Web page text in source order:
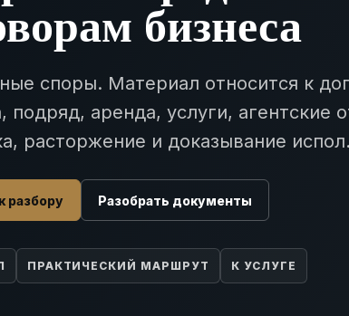
бизнеса
споры. Материал относится к
подряд, аренда, услуги, агентские
расторжение и доказывание испол.
разбору Разобрать документы
ПРАКТИЧЕСКИЙ МАРШРУТ К УСЛУГЕ